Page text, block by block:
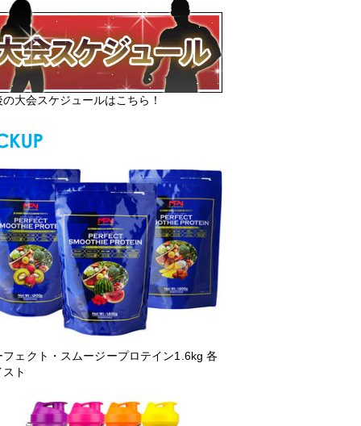
の大会スケジュールはこちら！
フェクト・スムージープロテイン1.6kg 各
ト